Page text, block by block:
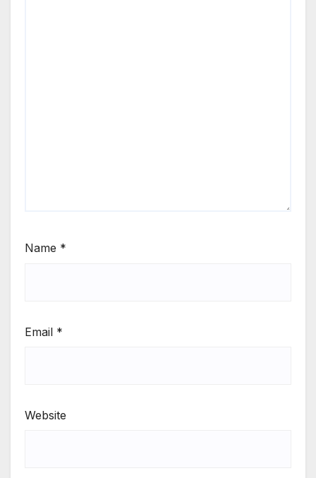
Name *
Email *
Website